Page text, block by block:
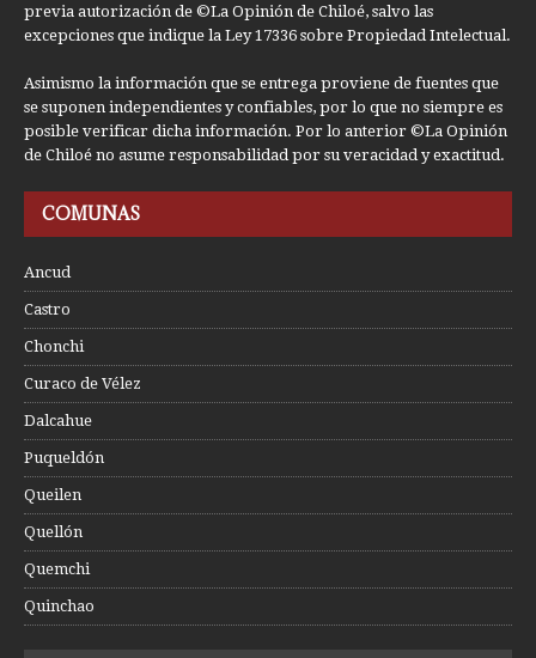
previa autorización de ©La Opinión de Chiloé, salvo las
excepciones que indique la Ley 17336 sobre Propiedad Intelectual.
Asimismo la información que se entrega proviene de fuentes que
se suponen independientes y confiables, por lo que no siempre es
posible verificar dicha información. Por lo anterior ©La Opinión
de Chiloé no asume responsabilidad por su veracidad y exactitud.
COMUNAS
Ancud
Castro
Chonchi
Curaco de Vélez
Dalcahue
Puqueldón
Queilen
Quellón
Quemchi
Quinchao